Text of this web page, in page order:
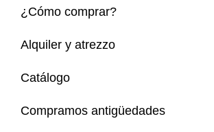
¿Cómo comprar?
Alquiler y atrezzo
Catálogo
Compramos antigüedades